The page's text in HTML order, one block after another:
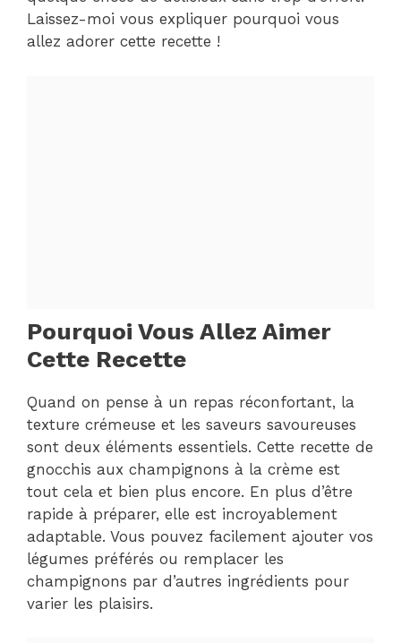
Laissez-moi vous expliquer pourquoi vous
allez adorer cette recette !
Pourquoi Vous Allez Aimer
Cette Recette
Quand on pense à un repas réconfortant, la
texture crémeuse et les saveurs savoureuses
sont deux éléments essentiels. Cette recette de
gnocchis aux champignons à la crème est
tout cela et bien plus encore. En plus d’être
rapide à préparer, elle est incroyablement
adaptable. Vous pouvez facilement ajouter vos
légumes préférés ou remplacer les
champignons par d’autres ingrédients pour
varier les plaisirs.